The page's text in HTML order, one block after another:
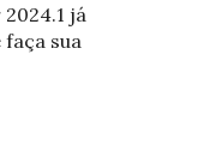
já
faça sua